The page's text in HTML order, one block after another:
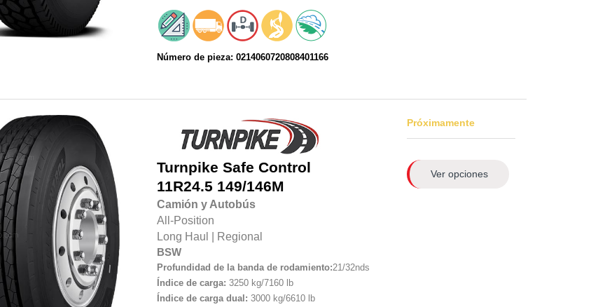
Número de pieza: 0214060720808401166
Turnpike Safe Control
11R24.5 149/146M
Camión y Autobús
All-Position
Long Haul
Regional
BSW
Profundidad de la banda de rodamiento:21/32nds
Índice de carga: 3250 kg/7160 lb
Índice de carga dual: 3000 kg/6610 lb
Próximamente
Ver opciones